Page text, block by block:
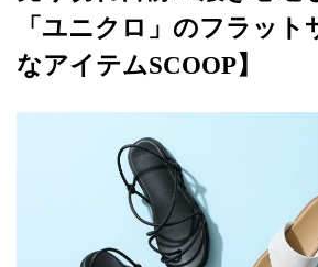
「ユニクロ」のフラット
なアイテムSCOOP】